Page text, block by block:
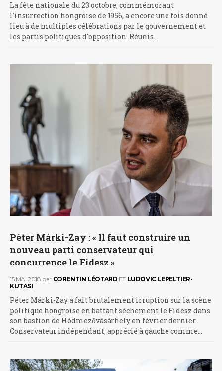
La fête nationale du 23 octobre, commémorant
l'insurrection hongroise de 1956, a encore une fois donné
lieu à de multiples célébrations par le gouvernement et
les partis politiques d'opposition. Réunis…
Péter Márki-Zay : « Il faut construire un
nouveau parti conservateur qui
concurrence le Fidesz »
15 MAI 2018 par CORENTIN LÉOTARD ET LUDOVIC LEPELTIER-
KUTASI
Péter Márki-Zay a fait brutalement irruption sur la scène
politique hongroise en battant sèchement le Fidesz dans
son bastion de Hódmezővásárhely en février dernier.
Conservateur indépendant, apprécié à gauche comme…